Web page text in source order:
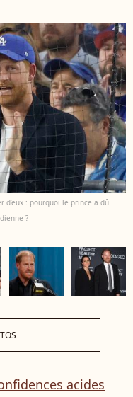
d’eux : pourquoi le prince a dû
?
acides